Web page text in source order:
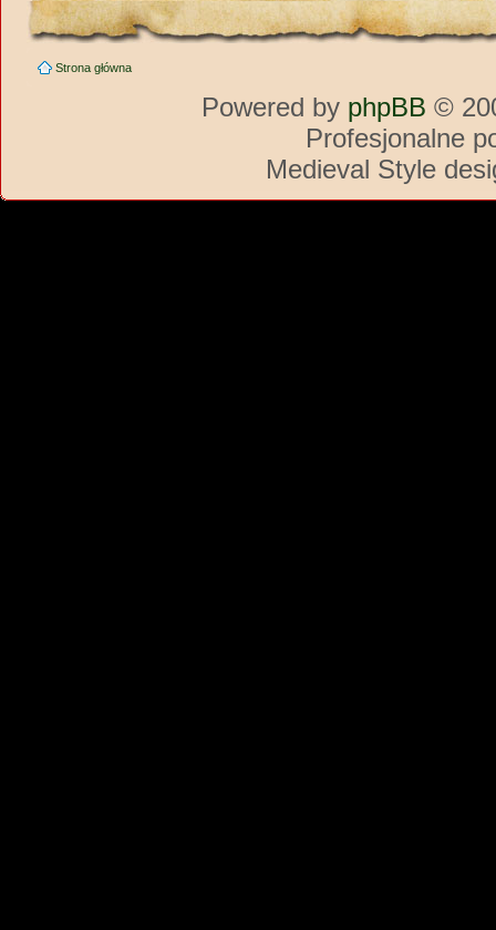
Strona główna
Powered by phpBB ©
Profesjonalne
Medieval Style